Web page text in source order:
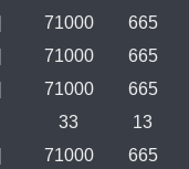
71000
665
71000
665
71000
665
33
13
71000 665